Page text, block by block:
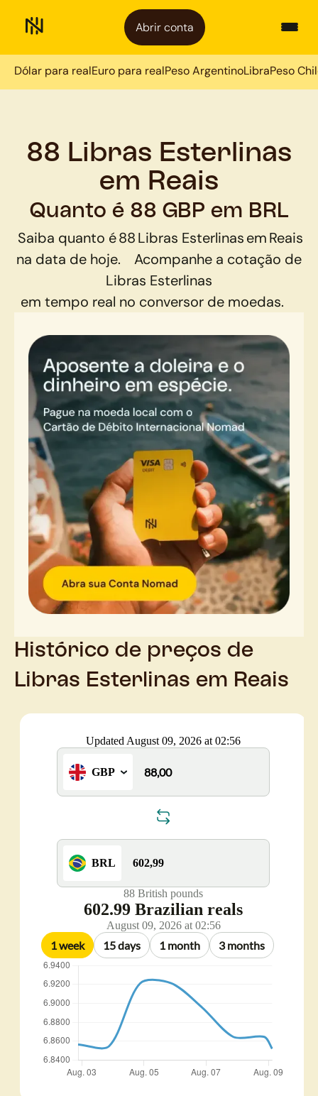
Abrir conta
Dólar para realEuro para realPeso ArgentinoLibraPeso
88 Libras Esterlinas
em Reais
Quanto é 88 GBP em BRL
Saiba quanto é88Libras EsterlinasemReais
na data de hoje.
Acompanhe a cotação de
Libras Esterlinas
em tempo real no conversor de moedas.
Histórico de preços de
Libras Esterlinas em Reais